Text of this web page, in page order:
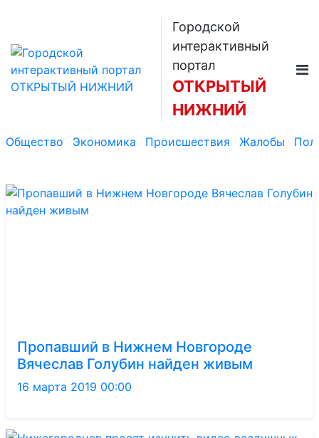
Городской
интерактивный
портал
ОТКРЫТЫЙ
НИЖНИЙ
Общество Экономика Происшествия Жалобы
Пропавший в Нижнем Новгороде
Вячеслав Голубин найден живым
16 марта 2019 00:00